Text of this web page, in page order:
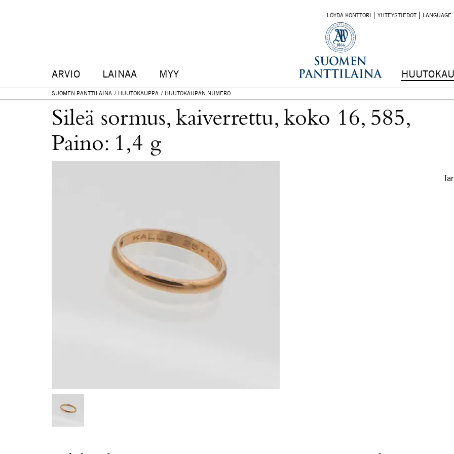
LÖYDÄ KONTTORI YHTEYSTIEDOT LANGUAGE
ARVIO LAINAA MYY
SUOMEN PANTTILAINA HUUTOKAUPPA HUUTOKAUPAN NUMERO
Sileä sormus, kaiverrettu, koko 16, 585,
Paino: 1,4 g